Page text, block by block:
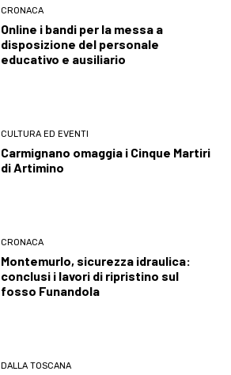
CRONACA
Online i bandi per la messa a
disposizione del personale
educativo e ausiliario
CULTURA ED EVENTI
Carmignano omaggia i Cinque Martiri
di Artimino
CRONACA
Montemurlo, sicurezza idraulica:
conclusi i lavori di ripristino sul
fosso Funandola
DALLA TOSCANA